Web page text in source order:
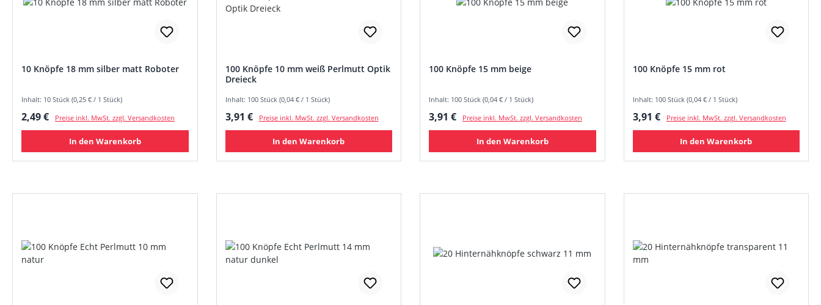
10 Knöpfe 18 mm silber matt Roboter
Inhalt: 10 Stück (0,25 € / 1 Stück)
Regulärer Preis:
2,49 € Preise inkl. MwSt. zzgl. Versandkosten
In den Warenkorb
100 Knöpfe 10 mm weiß Perlmutt Optik
Dreieck
Inhalt: 100 Stück (0,04 € / 1 Stück)
Regulärer Preis:
3,91 € Preise inkl. MwSt. zzgl. Versandkosten
In den Warenkorb
100 Knöpfe 15 mm beige
Inhalt: 100 Stück (0,04 € / 1 Stück)
Regulärer Preis:
3,91 € Preise inkl. MwSt. zzgl. Versandkosten
In den Warenkorb
100 Knöpfe 15 mm rot
Inhalt: 100 Stück (0,04 € / 1 Stück)
Regulärer Preis:
3,91 € Preise inkl. MwSt. zzgl. Versandkosten
In den Warenkorb